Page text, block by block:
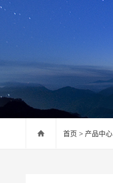
首页 > 产品中心